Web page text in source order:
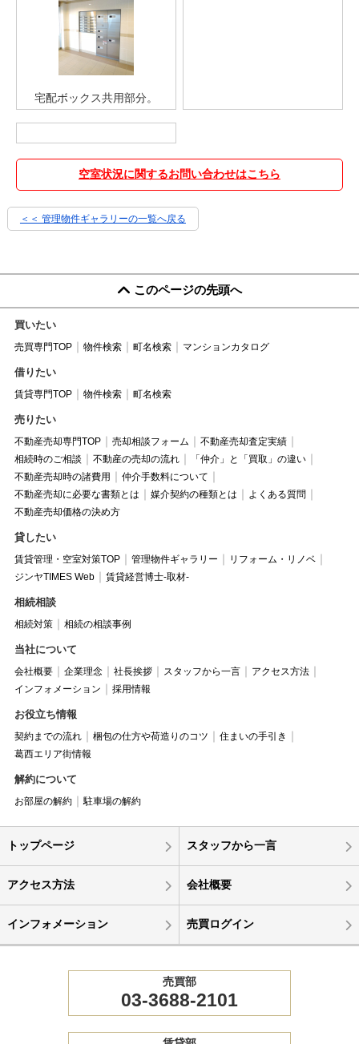
宅配ボックス共用部分。
空室状況に関するお問い合わせはこちら
＜＜ 管理物件ギャラリーの一覧へ戻る
このページの先頭へ
買いたい
売買専門TOP 物件検索 町名検索 マンションカタログ
借りたい
賃貸専門TOP 物件検索 町名検索
売りたい
不動産売却専門TOP 売却相談フォーム
不動産売却査定実績
相続時のご相談
不動産の売却の流れ
「仲介」と「買取」の違い
不動産売却時の諸費用
仲介手数料について
不動産売却に必要な書類とは
媒介契約の種類とは
よくある質問
不動産売却価格の決め方
貸したい
賃貸管理・空室対策TOP 管理物件ギャラリー
リフォーム・リノベ
ジンヤTIMES Web
賃貸経営博士-取材-
相続相談
相続対策 相続の相談事例
当社について
会社概要 企業理念 社長挨拶 スタッフから一言
アクセス方法
インフォメーション
採用情報
お役立ち情報
契約までの流れ 梱包の仕方や荷造りのコツ
住まいの手引き
葛西エリア街情報
解約について
お部屋の解約 駐車場の解約
トップページ スタッフから一言
アクセス方法 会社概要
インフォメーション 売買ログイン
売買部
03-3688-2101